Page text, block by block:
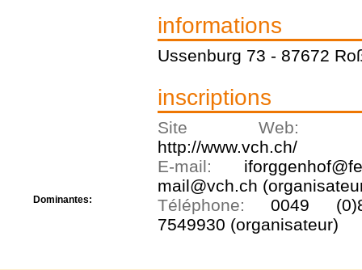
Dominantes:
informations
Ussenburg 73 - 87672
inscriptions
Site
http://www.vch.ch/
E-mail:
mail@vch.ch
Téléphone:0049
7549930 (organisateur)